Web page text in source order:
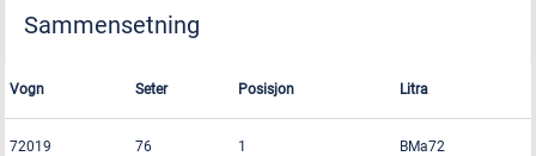
Sammensetning
Vogn Seter Posisjon Litra
72019 76 1 BMa72